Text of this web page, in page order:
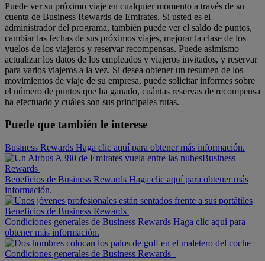
Puede ver su próximo viaje en cualquier momento a través de su
cuenta de Business Rewards de Emirates. Si usted es el
administrador del programa, también puede ver el saldo de puntos,
cambiar las fechas de sus próximos viajes, mejorar la clase de los
vuelos de los viajeros y reservar recompensas. Puede asimismo
actualizar los datos de los empleados y viajeros invitados, y reservar
para varios viajeros a la vez. Si desea obtener un resumen de los
movimientos de viaje de su empresa, puede solicitar informes sobre
el número de puntos que ha ganado, cuántas reservas de recompensa
ha efectuado y cuáles son sus principales rutas.
Puede que también le interese
Business Rewards Haga clic aquí para obtener más información.
Business
Rewards
Beneficios de Business Rewards Haga clic aquí para obtener más
información.
Beneficios de Business Rewards
Condiciones generales de Business Rewards Haga clic aquí para
obtener más información.
Condiciones generales de Business Rewards